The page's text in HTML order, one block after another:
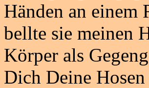
Händen an
bellte sie meinen
Körper als
Dich Deine